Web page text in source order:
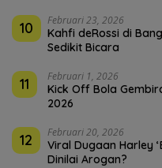
10 Februari 23, 2026
Kahfi deRossi di
Sedikit Bicara
11 Februari 1, 2026
Kick Off Bola
2026
12 Februari 20, 2026
Viral Dugaan Harley
Dinilai Arogan?